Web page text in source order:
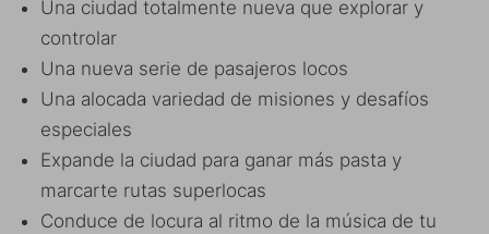
Una ciudad totalmente nueva que explorar y
controlar
Una nueva serie de pasajeros locos
Una alocada variedad de misiones y desafíos
especiales
Expande la ciudad para ganar más pasta y
marcarte rutas superlocas
Conduce de locura al ritmo de la música de tu